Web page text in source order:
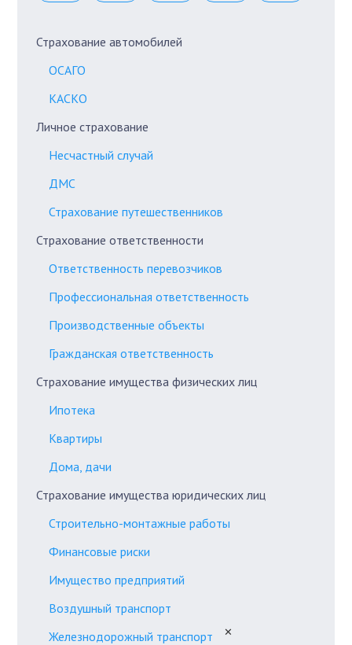
Страхование автомобилей
ОСАГО
КАСКО
Личное страхование
Несчастный случай
ДМС
Страхование путешественников
Страхование ответственности
Ответственность перевозчиков
Профессиональная ответственность
Производственные объекты
Гражданская ответственность
Страхование имущества физических лиц
Ипотека
Квартиры
Дома, дачи
Страхование имущества юридических лиц
Строительно-монтажные работы
Финансовые риски
Имущество предприятий
Воздушный транспорт
Железнодорожный транспорт
✕